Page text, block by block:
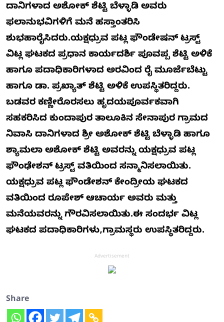
ದಾನಿಗಳಾದ ಅಶೋಕ್ ಶೆಟ್ಟಿ ಬೆಳ್ಳಾಡಿ ಅವರು
ಫಲಾನುಭವಿಗಳಿಗೆ ಮನೆ ಹಸ್ತಾಂತರಿಸಿ
ಶುಭಹಾರೈಸಿದರು.ಯಕ್ಷಧ್ರುವ ಪಟ್ಲ ಫೌಂಡೇಷನ್ ಟ್ರಸ್ಟ್
ವಿಟ್ಲ ಘಟಕದ ಪ್ರಧಾನ ಕಾರ್ಯದರ್ಶಿ ಪೂವಪ್ಪ ಶೆಟ್ಟಿ ಅಳಿಕೆ
ಹಾಗೂ ಪದಾಧಿಕಾರಿಗಳಾದ ಅರವಿಂದ ರೈ ಮೂರ್ಜೆಬೆಟ್ಟು
ಹಾಗೂ ಡಾ. ಪ್ರಖ್ಯಾತ್ ಶೆಟ್ಟಿ ಅಳಿಕೆ ಉಪಸ್ಥಿತರಿದ್ದರು.
ಬಡವರ ಕಣ್ಣೀರೊರಸಲು ಹೃದಯಪೂರ್ವಕವಾಗಿ
ಸಹಕರಿಸಿದ ಕುಂದಾಪುರ ತಾಲೂಕಿನ ಸೇನಾಪುರ ಗ್ರಾಮದ
ನಿವಾಸಿ ದಾನಿಗಳಾದ ಶ್ರೀ ಅಶೋಕ್ ಶೆಟ್ಟಿ ಬೆಳ್ಳಾಡಿ ಹಾಗೂ
ಶ್ಯಾಮಲಾ ಅಶೋಕ್ ಶೆಟ್ಟಿ ಅವರನ್ನು ಯಕ್ಷಧ್ರುವ ಪಟ್ಲ
ಫೌಂಢೇಶನ್ ಟ್ರಸ್ಟ್ ವತಿಯಿಂದ ಸನ್ಮಾನಿಸಲಾಯಿತು.
ಯಕ್ಷಧ್ರುವ ಪಟ್ಲ ಫೌಂಡೇಶನ್ ಕೇಂದ್ರೀಯ ಘಟಕದ
ವತಿಯಿಂದ ರೂಪೇಶ್ ಆಚಾರ್ಯ ಅವರು ಮತ್ತು
ಮನೆಯವರನ್ನು ಗೌರವಿಸಲಾಯಿತು.ಈ ಸಂದರ್ಭ ವಿಟ್ಲ
ಘಟಕದ ಪದಾಧಿಕಾರಿಗಳು,ಗ್ರಾಮಸ್ಥರು ಉಪಸ್ಥಿತರಿದ್ದರು.
Advertisement
Share